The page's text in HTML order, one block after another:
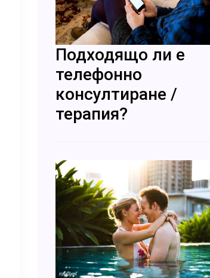
Подходящо ли е
телефонно
консултиране /
терапия?